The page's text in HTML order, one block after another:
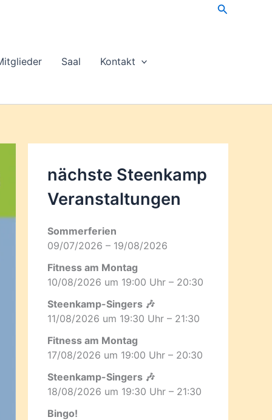
Suchen
Saal Kontakt
nächste Steenkamp
Veran­staltungen
Sommerferien
09/07/2026 – 19/08/2026
Fitness am Montag
10/08/2026 um 19:00 Uhr – 20:30
Steenkamp-Singers 🎶
11/08/2026 um 19:30 Uhr – 21:30
Fitness am Montag
17/08/2026 um 19:00 Uhr – 20:30
Steenkamp-Singers 🎶
18/08/2026 um 19:30 Uhr – 21:30
Bingo!